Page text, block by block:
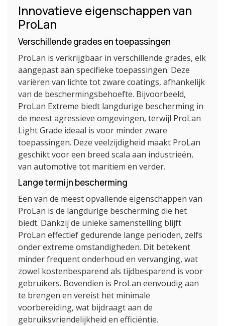
Innovatieve eigenschappen van
ProLan
Verschillende grades en toepassingen
ProLan is verkrijgbaar in verschillende grades, elk
aangepast aan specifieke toepassingen. Deze
variëren van lichte tot zware coatings, afhankelijk
van de beschermingsbehoefte. Bijvoorbeeld,
ProLan Extreme biedt langdurige bescherming in
de meest agressieve omgevingen, terwijl ProLan
Light Grade ideaal is voor minder zware
toepassingen. Deze veelzijdigheid maakt ProLan
geschikt voor een breed scala aan industrieën,
van automotive tot maritiem en verder.
Lange termijn bescherming
Een van de meest opvallende eigenschappen van
ProLan is de langdurige bescherming die het
biedt. Dankzij de unieke samenstelling blijft
ProLan effectief gedurende lange perioden, zelfs
onder extreme omstandigheden. Dit betekent
minder frequent onderhoud en vervanging, wat
zowel kostenbesparend als tijdbesparend is voor
gebruikers. Bovendien is ProLan eenvoudig aan
te brengen en vereist het minimale
voorbereiding, wat bijdraagt aan de
gebruiksvriendelijkheid en efficiëntie.